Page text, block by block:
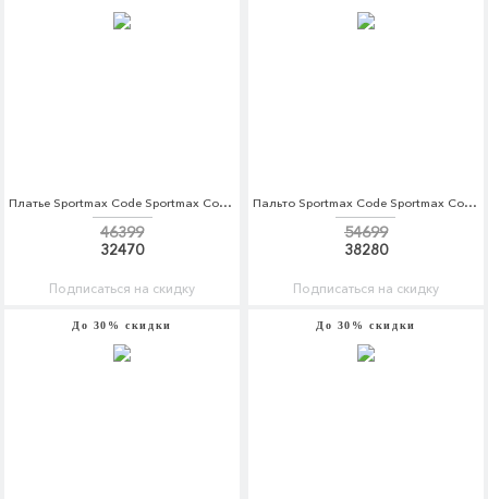
Платье Sportmax Code Sportmax Code SP027EWBSXJ0
46399
32470
Подписаться на скидку
Пальто Sportmax Code Sportmax Code SP027EWTMG81
54699
38280
Подписаться на скидку
До 30% скидки До 30% скидки